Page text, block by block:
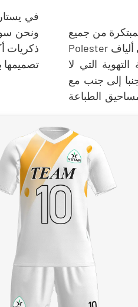
من جميع
أنحاء العالم. تشمل الأقمشة التي نستخدمها للزي الرسمي ألياف Polester
التي لا
إلى جنب مع
الطباعة
في
ونحن
ذكريات
تصميمها